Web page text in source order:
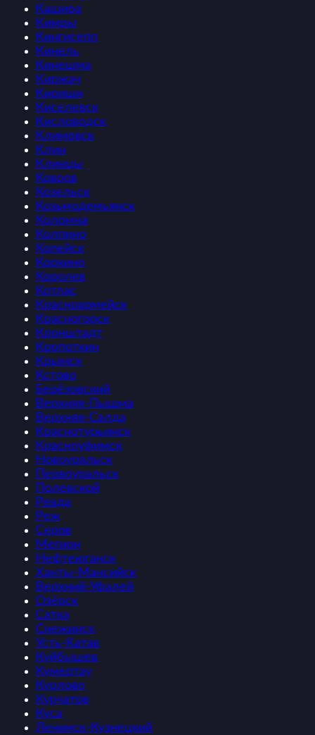
Кашира
Кимры
Кингисепп
Кинель
Кинешма
Киржач
Кириши
Киселевск
Кисловодск
Климовск
Клин
Клинцы
Ковров
Козельск
Козьмодемьянск
Коломна
Колпино
Копейск
Коркино
Королев
Котлас
Красноармейск
Красногорск
Кронштадт
Кропоткин
Крымск
Кстово
Берёзовский
Верхняя-Пышма
Верхняя-Салда
Краснотурьинск
Красноуфимск
Новоуральск
Первоуральск
Полевской
Ревда
Реж
Серов
Мегион
Нефтеюганск
Ханты-Мансийск
Верхний-Уфалей
Озёрск
Сатка
Снежинск
Усть-Катав
Куйбышев
Кумертау
Курлово
Курчатов
Куса
Ленинск-Кузнецкий